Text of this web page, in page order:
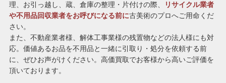
理、お引っ越し、蔵、倉庫の整理・片付けの際、
リサイクル業者
や不用品回収業者をお呼びになる前に古美術のプロへご用命くだ
さい。
また、不動産業者様、解体工事業様の残置物などの法人様にも対
応。価値あるお品を不用品と一緒に引取り・処分を依頼する前
に、ぜひお声がけください。高価買取でお客様から高いご評価を
頂いております。